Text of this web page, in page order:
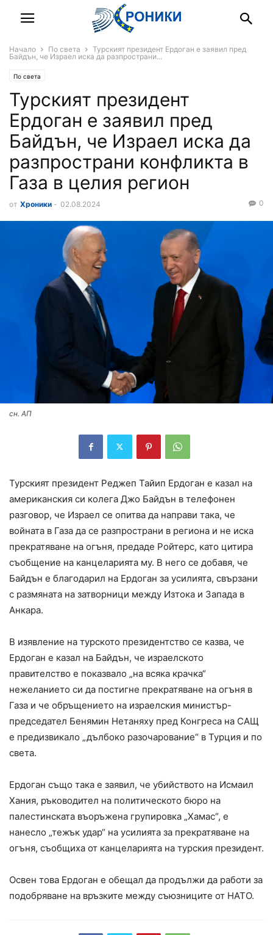
Начало По света
Турският президент Ердоган е заявил пред
Байдън, че Израел иска да разпространи...
По света
Турският президент
Ердоган е заявил пред
Байдън, че Израел иска да
разпространи конфликта в
Газа в целия регион
от Хроники - 02.08.2024 0
сн. АП
Турският президент Реджеп Тайип Ердоган е казал на
американския си колега Джо Байдън в телефонен
разговор, че Израел се опитва да направи така, че
войната в Газа да се разпространи в региона и не иска
прекратяване на огъня, предаде Ройтерс, като цитира
съобщение на канцеларията му. В него се добавя, че
Байдън е благодарил на Ердоган за усилията, свързани
с размяната на затворници между Изтока и Запада в
Анкара.
В изявление на турското президентство се казва, че
Ердоган е казал на Байдън, че израелското
правителство е показвало „на всяка крачка“
нежеланието си да постигне прекратяване на огъня в
Газа и че обръщението на израелския министър-
председател Бенямин Нетаняху пред Конгреса на САЩ
е предизвикало „дълбоко разочарование“ в Турция и по
света.
Ердоган също така е заявил, че убийството на Исмаил
Хания, ръководител на политическото бюро на
палестинската въоръжена групировка „Хамас“, е
нанесло „тежък удар“ на усилията за прекратяване на
огъня, съобщиха от канцеларията на турския президент.
Освен това Ердоган е обещал да продължи да работи за
подобряване на връзките между съюзниците от НАТО.